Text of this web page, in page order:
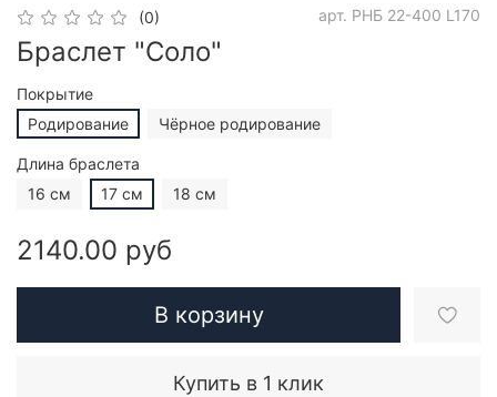
(0) арт. РНБ 22-400 L170
Браслет "Соло"
Покрытие
Родирование
Чёрное родирование
Длина браслета
16 см
17 см 18 см
2140.00 руб
В корзину
Купить в 1 клик